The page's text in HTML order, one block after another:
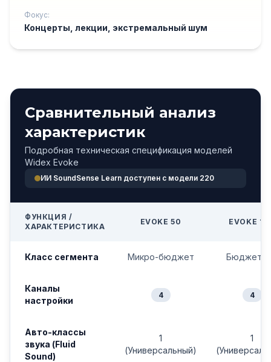
Фокус:
Концерты, лекции, экстремальный шум
Сравнительный анализ
характеристик
Подробная техническая спецификация моделей
Widex Evoke
ИИ SoundSense Learn доступен с модели 220
ФУНКЦИЯ /
ХАРАКТЕРИСТИКА
EVOKE 50 EVOKE
Класс сегмента Микро-бюджет
Каналы
настройки
4 4
Авто-классы
звука (Fluid
Sound)
1
(Универсальный)
1